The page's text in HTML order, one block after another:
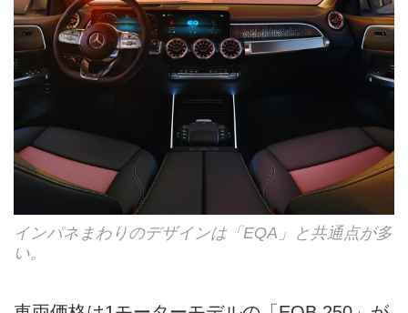
インパネまわりのデザインは「EQA」と共通点が多
い。